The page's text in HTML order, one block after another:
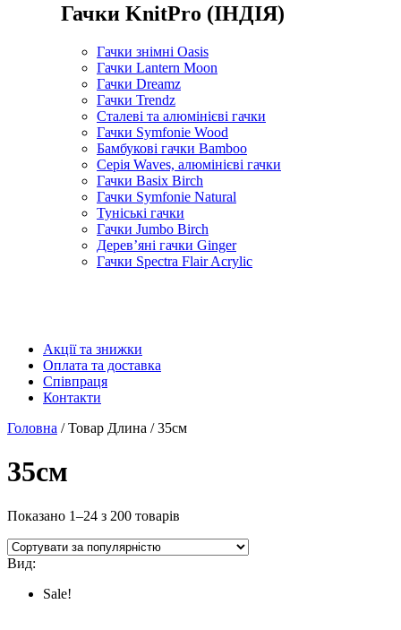
Гачки KnitPro (ІНДІЯ)
Гачки знімні Oasis
Гачки Lantern Moon
Гачки Dreamz
Гачки Trendz
Сталеві та алюмінієві гачки
Гачки Symfonie Wood
Бамбукові гачки Bamboo
Серія Waves, алюмінієві гачки
Гачки Basix Birch
Гачки Symfonie Natural
Туніські гачки
Гачки Jumbo Birch
Дерев’яні гачки Ginger
Гачки Spectra Flair Acrylic
Акції та знижки
Оплата та доставка
Співпраця
Контакти
Головна / Товар Длина / 35см
35см
Показано 1–24 з 200 товарів
Вид:
Sale!